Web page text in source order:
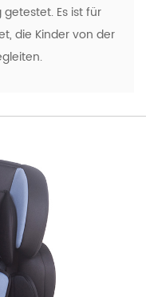
Es ist für
die Kinder von der